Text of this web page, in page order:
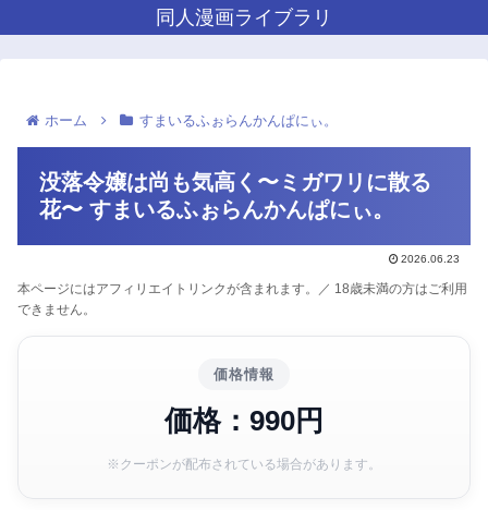
同人漫画ライブラリ
ホーム すまいるふぉらんかんぱにぃ。
没落令嬢は尚も気高く〜ミガワリに散る
花〜 すまいるふぉらんかんぱにぃ。
2026.06.23
本ページにはアフィリエイトリンクが含まれます。／ 18歳未満の方はご利用
できません。
価格情報
価格：990円
※クーポンが配布されている場合があります。